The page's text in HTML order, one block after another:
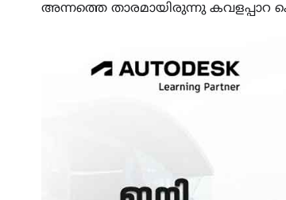
അന്നത്തെ താരമായിരുന്നു കവളപ്പാറ